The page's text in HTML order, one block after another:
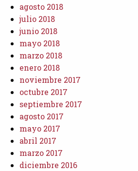
agosto 2018
julio 2018
junio 2018
mayo 2018
marzo 2018
enero 2018
noviembre 2017
octubre 2017
septiembre 2017
agosto 2017
mayo 2017
abril 2017
marzo 2017
diciembre 2016